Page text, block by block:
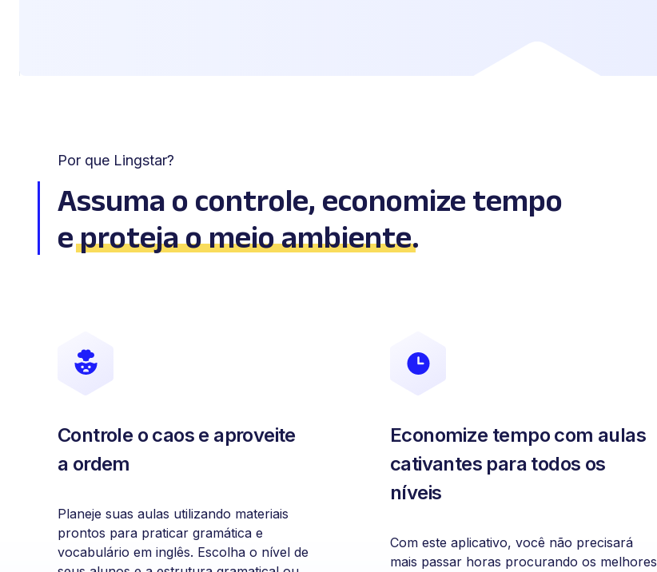
Por que Lingstar?
Assuma o controle, economize tempo
eproteja o meio ambiente.
Controle o caos e aproveite
a ordem
Planeje suas aulas utilizando materiais
prontos para praticar gramática e
vocabulário em inglês. Escolha o nível de
Economize tempo com aulas
cativantes para todos os
níveis
Com este aplicativo, você não precisará
mais passar horas procurando os melhores